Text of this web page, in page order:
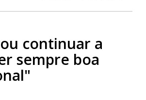
continuar a
sempre boa